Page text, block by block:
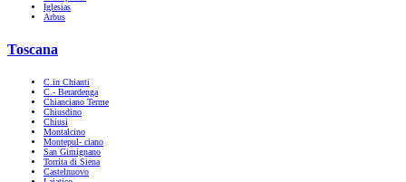
Iglesias
Arbus
Toscana
C.in Chianti
C.- Berardenga
Chianciano Terme
Chiusdino
Chiusi
Montalcino
Montepul- ciano
San Gimignano
Torrita di Siena
Castelnuovo